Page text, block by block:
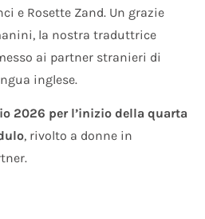
e Rosette Zand. Un grazie
la nostra traduttrice
ai partner stranieri di
inglese.
2026 per l’inizio della quarta
, rivolto a donne in